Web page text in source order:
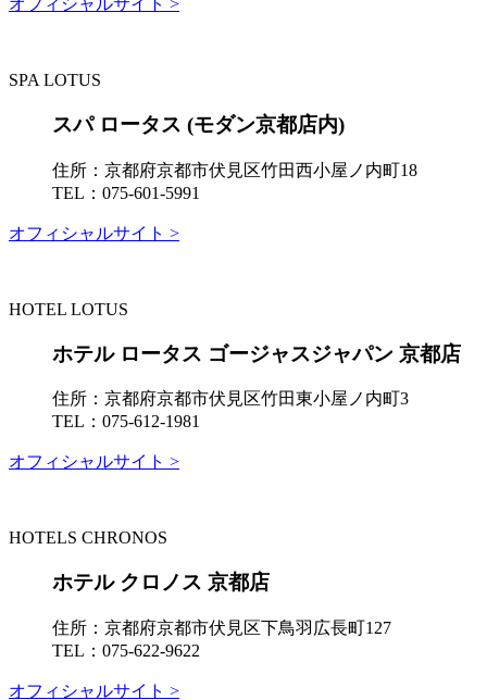
オフィシャルサイト >
SPA LOTUS
スパ ロータス (モダン京都店内)
住所： 京都府京都市伏見区竹田西小屋ノ内町18
TEL： 075-601-5991
オフィシャルサイト >
HOTEL LOTUS
ホテル ロータス ゴージャスジャパン 京都店
住所： 京都府京都市伏見区竹田東小屋ノ内町3
TEL： 075-612-1981
オフィシャルサイト >
HOTELS CHRONOS
ホテル クロノス 京都店
住所： 京都府京都市伏見区下鳥羽広長町127
TEL： 075-622-9622
オフィシャルサイト >